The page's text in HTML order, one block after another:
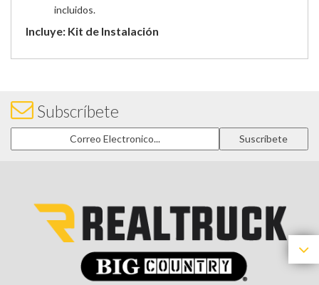
incluidos.
Incluye: Kit de Instalación
Subscríbete